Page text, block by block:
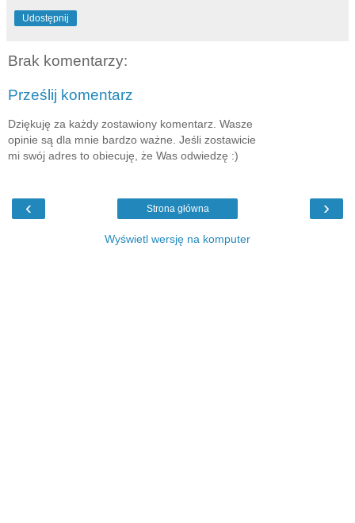
Udostępnij
Brak komentarzy:
Prześlij komentarz
Dziękuję za każdy zostawiony komentarz. Wasze
opinie są dla mnie bardzo ważne. Jeśli zostawicie
mi swój adres to obiecuję, że Was odwiedzę :)
‹ ›
Strona główna
Wyświetl wersję na komputer